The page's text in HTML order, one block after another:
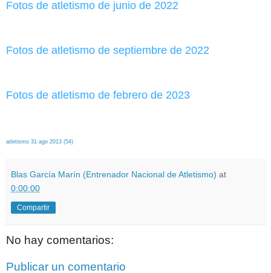
Fotos de atletismo de junio de 2022
Fotos de atletismo de septiembre de 2022
Fotos de atletismo de febrero de 2023
atletismo 31 ago 2013 (54)
Blas García Marín (Entrenador Nacional de Atletismo) at
0:00:00
Compartir
No hay comentarios:
Publicar un comentario